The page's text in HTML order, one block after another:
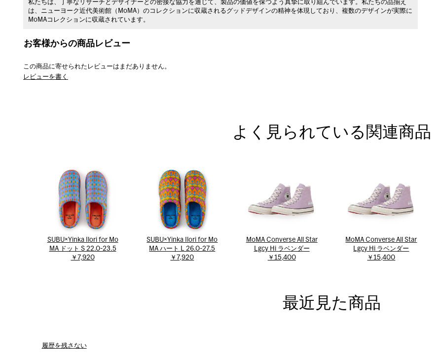
私たちは、丁寧なリサーチとデザイナーとの密接な協力を通じて、製品の価値を保つよう真摯に取り組んでいます。私たちの品揃え
は、ニューヨーク近代美術館（MoMA）のコレクションに収蔵されるグッドデザインの精神を体現しており、複数のデザインが実際に
MoMAコレクションに収蔵されています。
お客様からの商品レビュー
この商品に寄せられたレビューはまだありません。
レビューを書く
よく見られている関連商品
SUBU×Yinka Ilori for Mo
MA ドット S 22.0-23.5
￥7,920
SUBU×Yinka Ilori for Mo
MA ハート L 26.0-27.5
￥7,920
MoMA Converse All Star
Lgcy Hi ラベンダー
￥15,400
MoMA Converse All Star
Lgcy Hi ラベンダー
￥15,400
最近見た商品
履歴を残さない